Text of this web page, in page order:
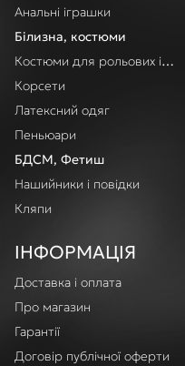
Анальні іграшки
Білизна, костюми
Костюми для рольових ігор
Корсети
Латексний одяг
Пеньюари
БДСМ, Фетиш
Нашийники і повідки
Кляпи
ІНФОРМАЦІЯ
Доставка і оплата
Про магазин
Гарантії
Договір публічної оферти